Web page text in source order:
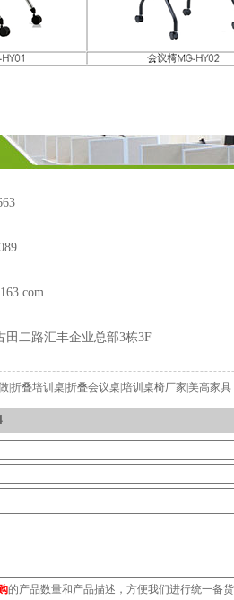
田二路汇丰企业总部3栋3F
|折叠培训桌|折叠会议桌|培训桌椅厂家|美高家具
的产品数量和产品描述，方便我们进行统一备